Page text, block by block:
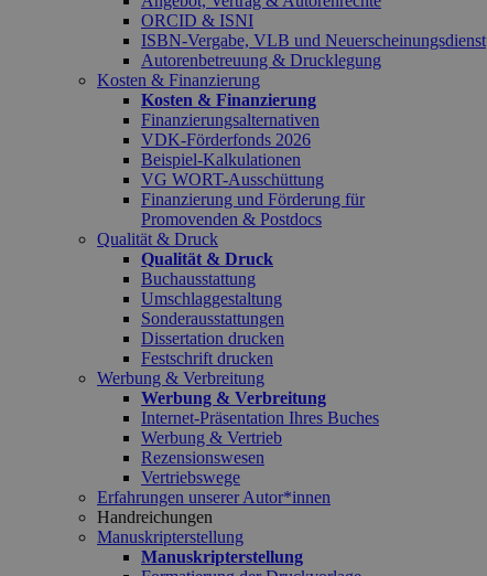
ORCID & ISNI
ISBN-Vergabe, VLB und Neuerscheinungsdienst
Autorenbetreuung & Drucklegung
Kosten & Finanzierung
Kosten & Finanzierung
Finanzierungsalternativen
VDK-Förderfonds 2026
Beispiel-Kalkulationen
VG WORT-Ausschüttung
Finanzierung und Förderung für
Promovenden & Postdocs
Qualität & Druck
Qualität & Druck
Buchausstattung
Umschlaggestaltung
Sonderausstattungen
Dissertation drucken
Festschrift drucken
Werbung & Verbreitung
Werbung & Verbreitung
Internet-Präsentation Ihres Buches
Werbung & Vertrieb
Rezensionswesen
Vertriebswege
Erfahrungen unserer Autor*innen
Handreichungen
Manuskripterstellung
Manuskripterstellung